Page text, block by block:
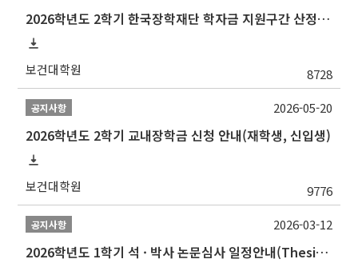
2026학년도 2학기 한국장학재단 학자금 지원구간 산정 신청 안내
보건대학원 8728
공지사항
2026학년도 2학기 교내장학금 신청 안내(재학생, 신입생)
보건대학원 9776
2026-05-20
공지사항
2026학년도 1학기 석 · 박사 논문심사 일정안내(Thesis Defense Schedules)
2026-03-12